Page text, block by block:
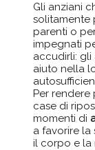
Gli anziani
solitamente
parenti o
impegnati
accudirli: gli
aiuto nella
Per
case di
momenti di
a favorire la
il corpo e la